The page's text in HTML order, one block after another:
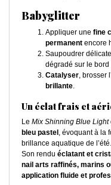
Babyglitter
Appliquer une fine
permanent encore
Saupoudrer
dégradé sur le bord
Catalyser, brosser
brillante.
Un éclat frais et
Le Mix Shinning Blue Light
bleu pastel , évoquant à la
brillance aquatique de l’été.
Son rendu éclatant et
nail arts raffinés, marins
application fluide et